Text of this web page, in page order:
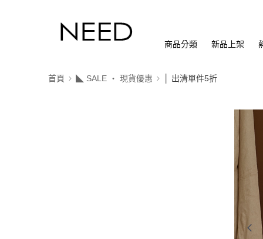
商品分類 新品上架
首頁 ◣ SALE ‧ 現貨優惠 │ 出清單件5折